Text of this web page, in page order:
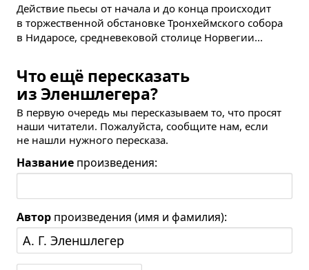
Действие пьесы от начала и до конца происходит
в торжественной обстановке Тронхеймского собора
в Нидаросе, средневековой столице Норвегии...
Что ещё пересказать
из Эленшлегера?
В первую очередь мы пересказываем то, что просят
наши читатели. Пожалуйста, сообщите нам, если
не нашли нужного пересказа.
Название произведения:
Автор произведения (имя и фамилия):